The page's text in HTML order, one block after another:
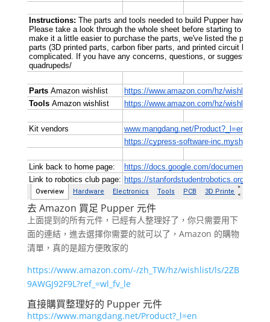
去 Amazon 買足 Pupper 元件
上面提到的所有元件，已經有人整理好了，你只需要用下
面的連結，進去選擇你需要的就可以了，Amazon 的購物
清單，真的是超方便敗家的
https://www.amazon.com/-/zh_TW/hz/wishlist/ls/2ZB
9AWGJ92F9L?ref_=wl_fv_le
直接購買整理好的 Pupper 元件
https://www.mangdang.net/Product?_l=en